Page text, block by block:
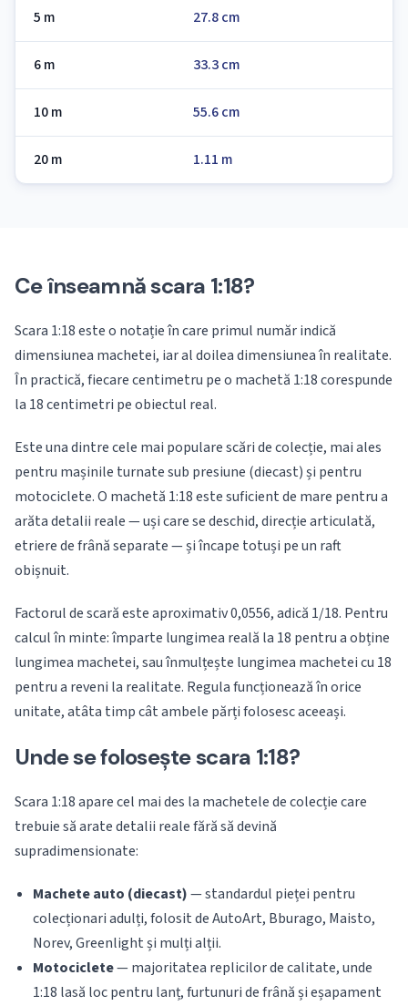
5 m 27.8 cm
6 m 33.3 cm
10 m 55.6 cm
20 m 1.11 m
Ce înseamnă scara 1:18?
Scara 1:18 este o notație în care primul număr indică
dimensiunea machetei, iar al doilea dimensiunea în realitate.
În practică, fiecare centimetru pe o machetă 1:18 corespunde
la 18 centimetri pe obiectul real.
Este una dintre cele mai populare scări de colecție, mai ales
pentru mașinile turnate sub presiune (diecast) și pentru
motociclete. O machetă 1:18 este suficient de mare pentru a
arăta detalii reale — uși care se deschid, direcție articulată,
etriere de frână separate — și încape totuși pe un raft
obișnuit.
Factorul de scară este aproximativ 0,0556, adică 1/18. Pentru
calcul în minte: împarte lungimea reală la 18 pentru a obține
lungimea machetei, sau înmulțește lungimea machetei cu 18
pentru a reveni la realitate. Regula funcționează în orice
unitate, atâta timp cât ambele părți folosesc aceeași.
Unde se folosește scara 1:18?
Scara 1:18 apare cel mai des la machetele de colecție care
trebuie să arate detalii reale fără să devină
supradimensionate:
Machete auto (diecast)— standardul pieței pentru
colecționari adulți, folosit de AutoArt, Bburago, Maisto,
Norev, Greenlight și mulți alții.
Motociclete— majoritatea replicilor de calitate, unde
1:18 lasă loc pentru lanț, furtunuri de frână și eșapament